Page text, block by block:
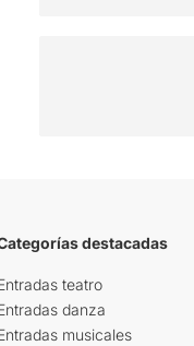
destacadas
teatro
danza
musicales